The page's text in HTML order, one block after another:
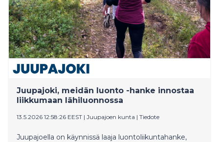
Juupajoki, meidän luonto -hanke innostaa
liikkumaan lähiluonnossa
13.5.2026 12:58:26 EEST | Juupajoen kunta | Tiedote
Juupajoella on käynnissä laaja luontoliikuntahanke,